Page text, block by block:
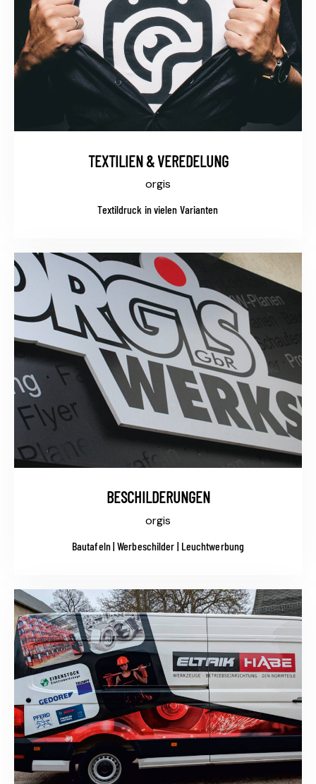
TEXTILIEN & VEREDELUNG
orgis
Textildruck in vielen Varianten
BESCHILDERUNGEN
orgis
Bautafeln | Werbeschilder | Leuchtwerbung